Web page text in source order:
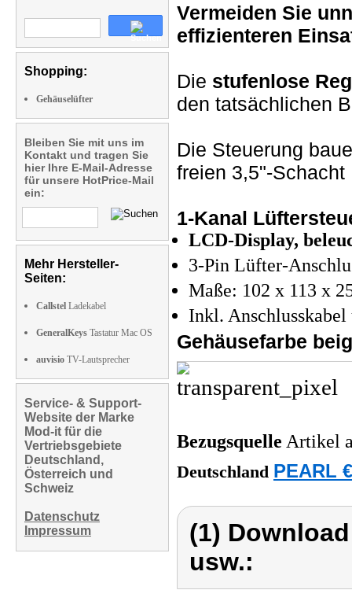
Shopping:
Gehäuselüfter
Bleiben Sie mit uns im
Kontakt und tragen Sie
hier Ihre E-Mail-Adresse
für unsere HotPrice-Mail
ein:
Mehr Hersteller-
Seiten:
Callstel Ladekabel
GeneralKeys Tastatur Mac OS
auvisio TV-Lautsprecher
Service- & Support-
Website der Marke
Mod-it für die
Vertriebsgebiete
Deutschland,
Österreich und
Schweiz
Datenschutz
Impressum
Vermeiden Sie
effizienteren
Die stufenlose
den tatsächlichen
Die Steuerung
freien 3,5"-
1-Kanal
LCD-Display,
3-Pin Lüfter-
Maße: 102 x 113 x
Inkl. Anschlusskabel
Gehäusefarbe
Bezugsquelle Artikel
Deutschland PEARL
(1)
usw.: